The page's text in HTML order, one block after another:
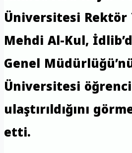
Üniversitesi Rektör
Mehdi Al-Kul,
Genel
Üniversitesi
ulaştırıldığını
etti.